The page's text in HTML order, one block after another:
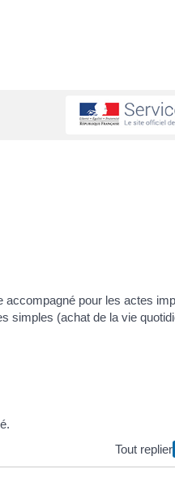
accompagné pour les actes
simples (achat de la vie
Tout replier